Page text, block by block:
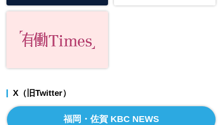
X（旧Twitter）
福岡・佐賀 KBC NEWS